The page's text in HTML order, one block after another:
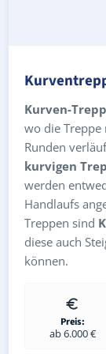
Kurven-
wo die Treppe
Runden
kurvigen
werden
Handlaufs
Treppen sind
diese auch
können.
Preis:
ab 6.000 €